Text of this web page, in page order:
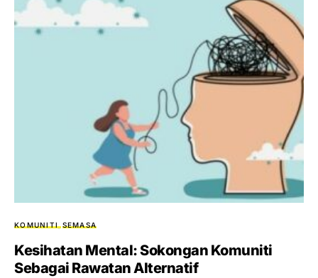
KOMUNITI SEMASA
Kesihatan Mental: Sokongan Komuniti
Sebagai Rawatan Alternatif